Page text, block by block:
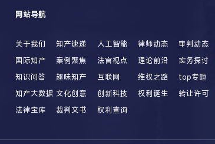
网站导航
关于我们 知产速递 人工智能 律师动态
审判动态
国际知产
案例聚焦 法官视点 理论前沿
实务探讨
知识问答
趣味知产 互联网 维权之路
top专题
知产大数据 文化创意 创新科技 权利诞生
转让许可
法律宝库
裁判文书 权利查询